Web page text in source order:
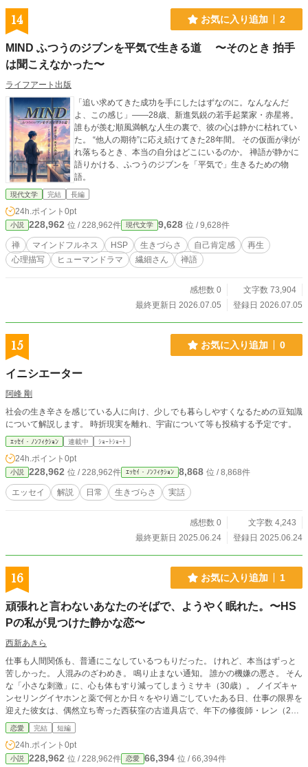
14 お気に入り追加 2
MIND ふつうのジブンを平気で生きる道 〜そのとき 拍手
は聞こえなかった〜
ライフアート出版
「追い求めてきた成功を手にしたはずなのに。なんなんだ
よ、この感じ」――28歳、新進気鋭の若手起業家・赤星将。
誰もが羨む順風満帆な人生の裏で、彼の心は静かに枯れてい
た。 “他人の期待”に応え続けてきた28年間。 その仮面が剥が
れ落ちるとき、本当の自分はどこにいるのか。 禅語が静かに
語りかける、ふつうのジブンを「平気で」生きるための物
語。
現代文学 完結 長編
24h.ポイント 0pt
小説 228,962 位 / 228,962件 現代文学 9,628 位 / 9,628件
禅 マインドフルネス HSP 生きづらさ 自己肯定感
再生
心理描写
ヒューマンドラマ 繊細さん 禅語
感想数 0
文字数 73,904
最終更新日 2026.07.05
登録日 2026.07.05
15 お気に入り追加 0
イニシエーター
阿峰 剛
社会の生き辛さを感じている人に向け、少しでも暮らしやすくなるための豆知識
について解説します。 時折現実を離れ、宇宙について等も投稿する予定です。
ｴｯｾｲ・ﾉﾝﾌｨｸｼｮﾝ 連載中 ｼｮｰﾄｼｮｰﾄ
24h.ポイント 0pt
小説 228,962 位 / 228,962件 ｴｯｾｲ・ﾉﾝﾌｨｸｼｮﾝ 8,868 位 / 8,868件
エッセイ 解説 日常 生きづらさ 実話
感想数 0
文字数 4,243
最終更新日 2025.06.24
登録日 2025.06.24
16 お気に入り追加 1
頑張れと言わないあなたのそばで、ようやく眠れた。〜HS
Pの私が見つけた静かな恋〜
西新あきら
仕事も人間関係も、普通にこなしているつもりだった。 けれど、本当はずっと
苦しかった。 人混みのざわめき。 鳴り止まない通知。 誰かの機嫌の悪さ。 そん
な「小さな刺激」に、心も体もすり減ってしまうミサキ（30歳）。 ノイズキャ
ンセリングイヤホンと薬で何とか日々をやり過ごしていたある日、仕事の限界を
迎えた彼女は、偶然立ち寄った西荻窪の古道具店で、年下の修復師・レン（27
歳）と出会う。 彼は「頑張れ」とは言わない。 ただ静かにお茶を淹れ、木を削
る音だけが響く店で、ミサキは少しずつ呼吸を取り戻していく。 「割れても、
使えなくなるわけじゃない」 その一言に救われたとき、ミサキは初めて、自分
を無理に変えなくてもいいのかもしれないと思えた。 世界は相変わらずうるさ
恋愛 完結 短編
24h.ポイント 0pt
小説 228,962 位 / 228,962件 恋愛 66,394 位 / 66,394件